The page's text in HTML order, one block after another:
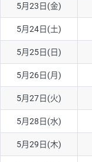
5月23日(金)
5月24日(土)
5月25日(日)
5月26日(月)
5月27日(火)
5月28日(水)
5月29日(木)